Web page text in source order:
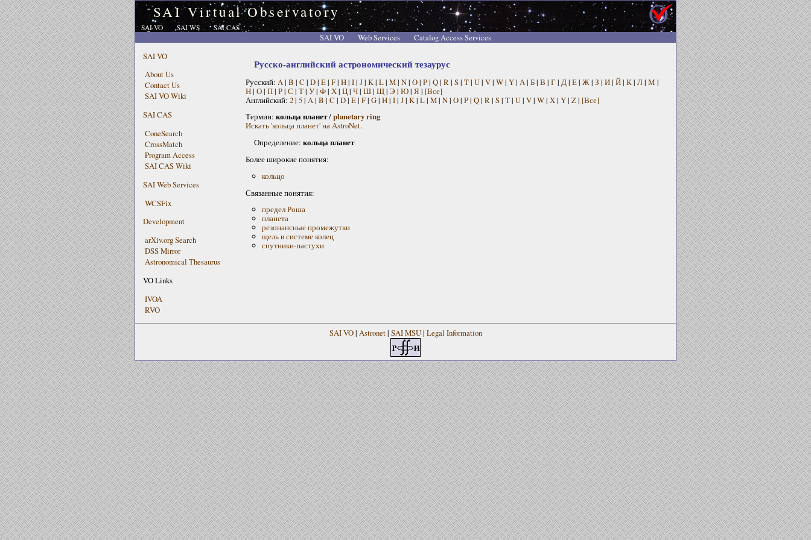
SAI Virtual Observatory
SAI VO SAI WS SAI CAS
SAI VO Web Services
Catalog Access Services
SAI VO
About Us
Contact Us
SAI VO Wiki
SAI CAS
ConeSearch
CrossMatch
Program Access
SAI CAS Wiki
SAI Web Services
WCSFix
Development
arXiv.org Search
DSS Mirror
Astronomical Thesaurus
VO Links
IVOA
RVO
Русско-английский астрономический тезаурус
Русский: A | B | C | D| E| F| H| I| J| K| L| M| N| O| P| Q| R | S| T| U| V| W| Y| А | Б| В | Г | Д| Е| Ж| З | И| Й| К| Л| М |
Н| О| П| Р| С | Т| У| Ф| Х| Ц| Ч| Ш| Щ| Э | Ю| Я| [Все]
Английский: 2| 5| A | B | C | D| E| F| G| H| I| J| K| L| M| N| O| P| Q| R | S| T| U| V| W| X| Y| Z| [Все]
Термин: кольца планет/planetary ring
Искать 'кольца планет' на AstroNet.
Определение: кольца планет
Более широкие понятия:
кольцо
Связанные понятия:
предел Роша
планета
резонансные промежутки
щель в системе колец
спутники-пастухи
SAI VO| Astronet| SAI MSU| Legal Information